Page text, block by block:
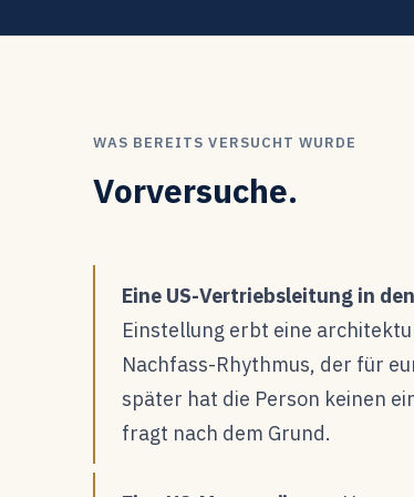
WAS BEREITS VERSUCHT WURDE
Vorversuche.
Eine US-Vertriebsleitung in
Einstellung erbt eine
Nachfass-Rhythmus, der für
später hat die Person keinen
fragt nach dem Grund.